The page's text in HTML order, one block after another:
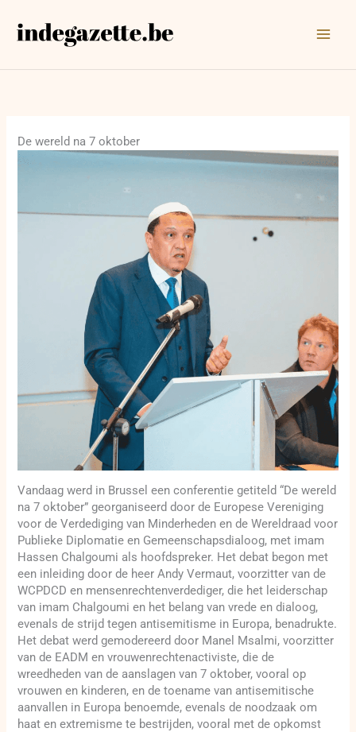
naar
De wereld na 7 oktober
Vandaag werd in Brussel een conferentie getiteld “De wereld
na 7 oktober” georganiseerd door de Europese Vereniging
voor de Verdediging van Minderheden en de Wereldraad voor
Publieke Diplomatie en Gemeenschapsdialoog, met imam
Hassen Chalgoumi als hoofdspreker. Het debat begon met
een inleiding door de heer Andy Vermaut, voorzitter van de
WCPDCD en mensenrechtenverdediger, die het leiderschap
van imam Chalgoumi en het belang van vrede en dialoog,
evenals de strijd tegen antisemitisme in Europa, benadrukte.
Het debat werd gemodereerd door Manel Msalmi, voorzitter
van de EADM en vrouwenrechtenactiviste, die de
wreedheden van de aanslagen van 7 oktober, vooral op
vrouwen en kinderen, en de toename van antisemitische
aanvallen in Europa benoemde, evenals de noodzaak om
haat en extremisme te bestrijden, vooral met de opkomst